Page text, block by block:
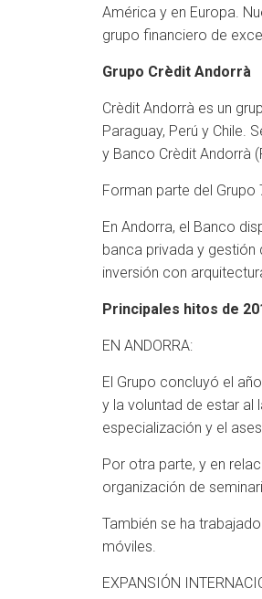
América y en Europa.
grupo financiero de
Grupo Crèdit Andorrà
Crèdit Andorrà es un
Paraguay, Perú y Chile.
y Banco Crèdit Andorrà
Forman parte del Grupo
En Andorra, el Banco
banca privada y
inversión con
Principales hitos de
EN ANDORRA:
El Grupo concluyó el
y la voluntad de estar al
especialización y el
Por otra parte, y en
organización de
También se ha
móviles.
EXPANSIÓN